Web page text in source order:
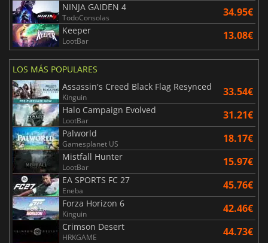
NINJA GAIDEN 4
TodoConsolas 34.95€
Keeper
LootBar 13.08€
LOS MÁS POPULARES
Assassin's Creed Black Flag Resynced
Kinguin 33.54€
Halo Campaign Evolved
LootBar 31.21€
Palworld
Gamesplanet US 18.17€
Mistfall Hunter
LootBar 15.97€
EA SPORTS FC 27
Eneba 45.76€
Forza Horizon 6
Kinguin 42.46€
Crimson Desert
HRKGAME 44.73€